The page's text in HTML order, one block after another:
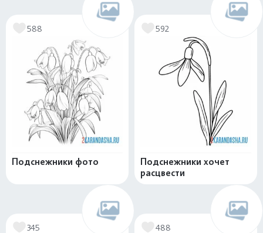
588
Подснежники фото
592
Подснежники хочет
расцвести
345 488